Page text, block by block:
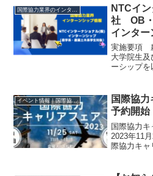
担当するセ
ープによ
国際協力業界のインターン情報
NTCイ
社 OB・
インター
実施要項
大学院生及
ーシップ
活動に使用
修了前年
イベント情報｜国際協力に関するイベント・セミナー・インターン情報
国際協
予約開始
国際協力
2023年11
際協力キャ